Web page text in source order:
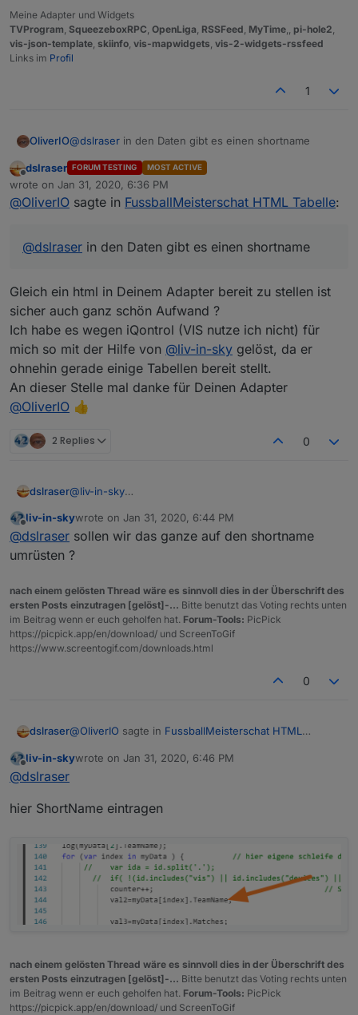
wie du dann triggerst ist dir überlassen (evtl auf den
datenpunkt mit den json bei änderung
so sollte funktionieren
Meine Adapter und Widgets
TVProgram, SqueezeboxRPC, OpenLiga, RSSFeed, MyTime,, pi-hole2,
vis-json-template, skiinfo, vis-mapwidgets, vis-2-widgets-rssfeed
Links im Profil
1
OliverIO@dslraser in den Daten gibt es einen shortname
Offline
dslraser FORUM TESTING MOST ACTIVE
wrote on Jan 31, 2020, 6:36 PM
last edited by
@OliverIO sagte in FussballMeisterschat HTML Tabelle:
@dslraser in den Daten gibt es einen shortname
Gleich ein html in Deinem Adapter bereit zu stellen ist
sicher auch ganz schön Aufwand ?
Ich habe es wegen iQontrol (VIS nutze ich nicht) für
mich so mit der Hilfe von @liv-in-sky gelöst, da er
ohnehin gerade einige Tabellen bereit stellt.
An dieser Stelle mal danke für Deinen Adapter
@OliverIO 👍
2 Replies 0
dslraser@liv-in-sky
Offline
liv-in-skywrote on Jan 31, 2020, 6:44 PM
last edited by
@dslraser sollen wir das ganze auf den shortname
umrüsten ?
nach einem gelösten Thread wäre es sinnvoll dies in der Überschrift des
ersten Posts einzutragen [gelöst]-... Bitte benutzt das Voting rechts unten
im Beitrag wenn er euch geholfen hat. Forum-Tools: PicPick
https://picpick.app/en/download/ und ScreenToGif
https://www.screentogif.com/downloads.html
0
dslraser@OliverIO sagte in FussballMeisterschat HTML
Gleich ein html in Deinem Adapter bereit zu stellen ist
Ich habe es wegen iQontrol (VIS nutze ich nicht) für
mich so mit der Hilfe von
liv-in-skygelöst, da er
ohnehin gerade einige Tabellen bereit stellt.
An dieser Stelle mal danke für Deinen Adapter
OliverIO👍
Offline
liv-in-skywrote on Jan 31, 2020, 6:46 PM
last edited by
@dslraser
hier ShortName eintragen
nach einem gelösten Thread wäre es sinnvoll dies in der Überschrift des
ersten Posts einzutragen [gelöst]-... Bitte benutzt das Voting rechts unten
im Beitrag wenn er euch geholfen hat. Forum-Tools: PicPick
https://picpick.app/en/download/ und ScreenToGif